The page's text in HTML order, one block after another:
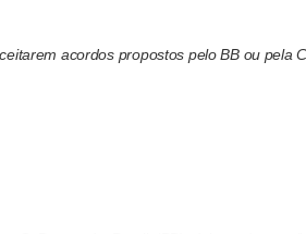
acordos propostos pelo BB ou pela